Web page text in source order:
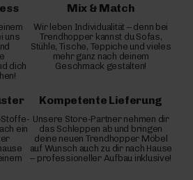
uns
dich
Mix & Match
Wir leben Individualität – denn bei
Trendhopper kannst du Sofas,
Stühle, Tische, Teppiche und vieles
mehr ganz nach deinem
Geschmack gestalten!
ein
Kompetente Lieferung
Unsere Store-Partner nehmen dir
das Schleppen ab und bringen
deine neuen Trendhopper Möbel
auf Wunsch auch zu dir nach Hause
– professioneller Aufbau inklusive!